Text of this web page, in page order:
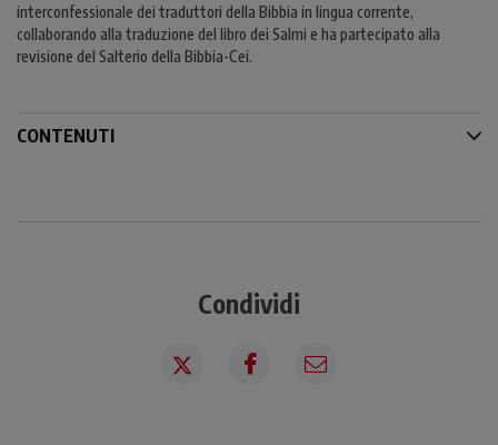
interconfessionale dei traduttori della Bibbia in lingua corrente,
collaborando alla traduzione del libro dei Salmi e ha partecipato alla
revisione del Salterio della Bibbia-Cei.
CONTENUTI
Condividi